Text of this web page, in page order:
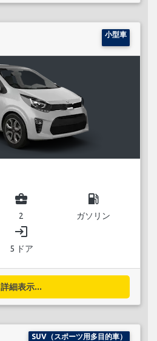
小型車
business_center
2
local_gas_station
ガソリン
login
5 ドア
詳細表示...
SUV（スポーツ用多目的車）